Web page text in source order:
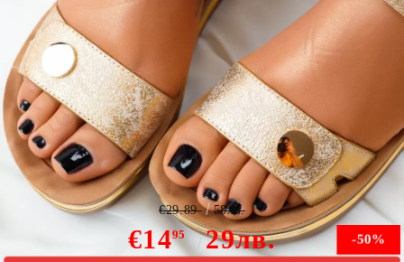
Дамски сандали с платформата Amaya Жълто #11078
-50%
€1495 29лв.
€29.89 58лв.